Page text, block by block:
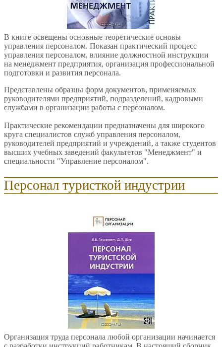
В книге освещены основные теоретические основы
управления персоналом. Показан практический процесс
управления персоналом, влияние должностной инструкции
на менеджмент предприятия, организация профессиональной
подготовки и развития персонала.
Представлены образцы форм документов, применяемых
руководителями предприятий, подразделений, кадровыми
службами в организации работы с персоналом.
Практические рекомендации предназначены для широкого
круга специалистов служб управления персоналом,
руководителей предприятий и учреждений, а также студентов
высших учебных заведений факультетов "Менеджмент" и
специальности "Управление персоналом".
Персонал туристкой индустрии
Организация труда персонала любой организации начинается